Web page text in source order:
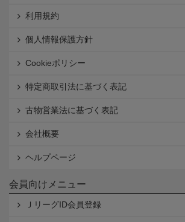
利用規約
個人情報保護方針
Cookieポリシー
特定商取引法に基づく表記
古物営業法に基づく表記
会社概要
ヘルプページ
会員向けメニュー
ＪリーグID会員登録